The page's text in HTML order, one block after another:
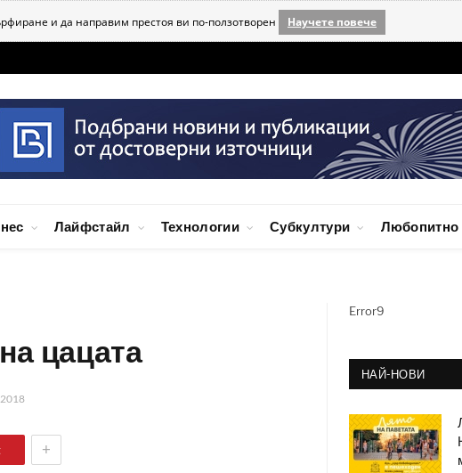
и да направим престоя ви по-ползотворен Научете повече
Лайфстайл Технологии Субкултури Любопитно
цацата
+
Error9
НАЙ-НОВИ